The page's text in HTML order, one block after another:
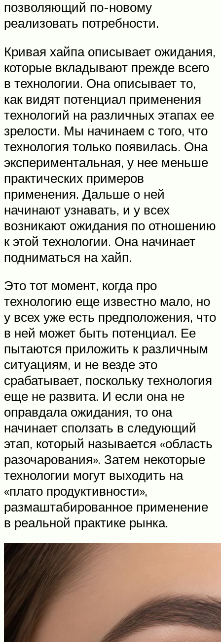
позволяющий по-новому
реализовать потребности.
Кривая хайпа описывает ожидания,
которые вкладывают прежде всего
в технологии. Она описывает то,
как видят потенциал применения
технологий на различных этапах ее
зрелости. Мы начинаем с того, что
технология только появилась. Она
экспериментальная, у нее меньше
практических примеров
применения. Дальше о ней
начинают узнавать, и у всех
возникают ожидания по отношению
к этой технологии. Она начинает
подниматься на хайп.
Это тот момент, когда про
технологию еще известно мало, но
у всех уже есть предположения, что
в ней может быть потенциал. Ее
пытаются приложить к различным
ситуациям, и не везде это
срабатывает, поскольку технология
еще не развита. И если она не
оправдала ожидания, то она
начинает сползать в следующий
этап, который называется «область
разочарования». Затем некоторые
технологии могут выходить на
«плато продуктивности»,
размаштабированное применение
в реальной практике рынка.